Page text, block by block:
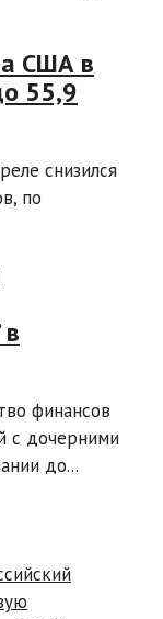
США в
55,9
снизился
по
финансов
с дочерними
до...